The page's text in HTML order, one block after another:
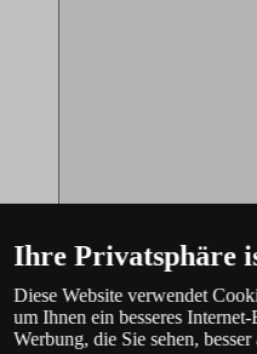
Ihre Privatsphäre
Diese Website verwendet
um Ihnen ein besseres
Werbung, die Sie sehen,